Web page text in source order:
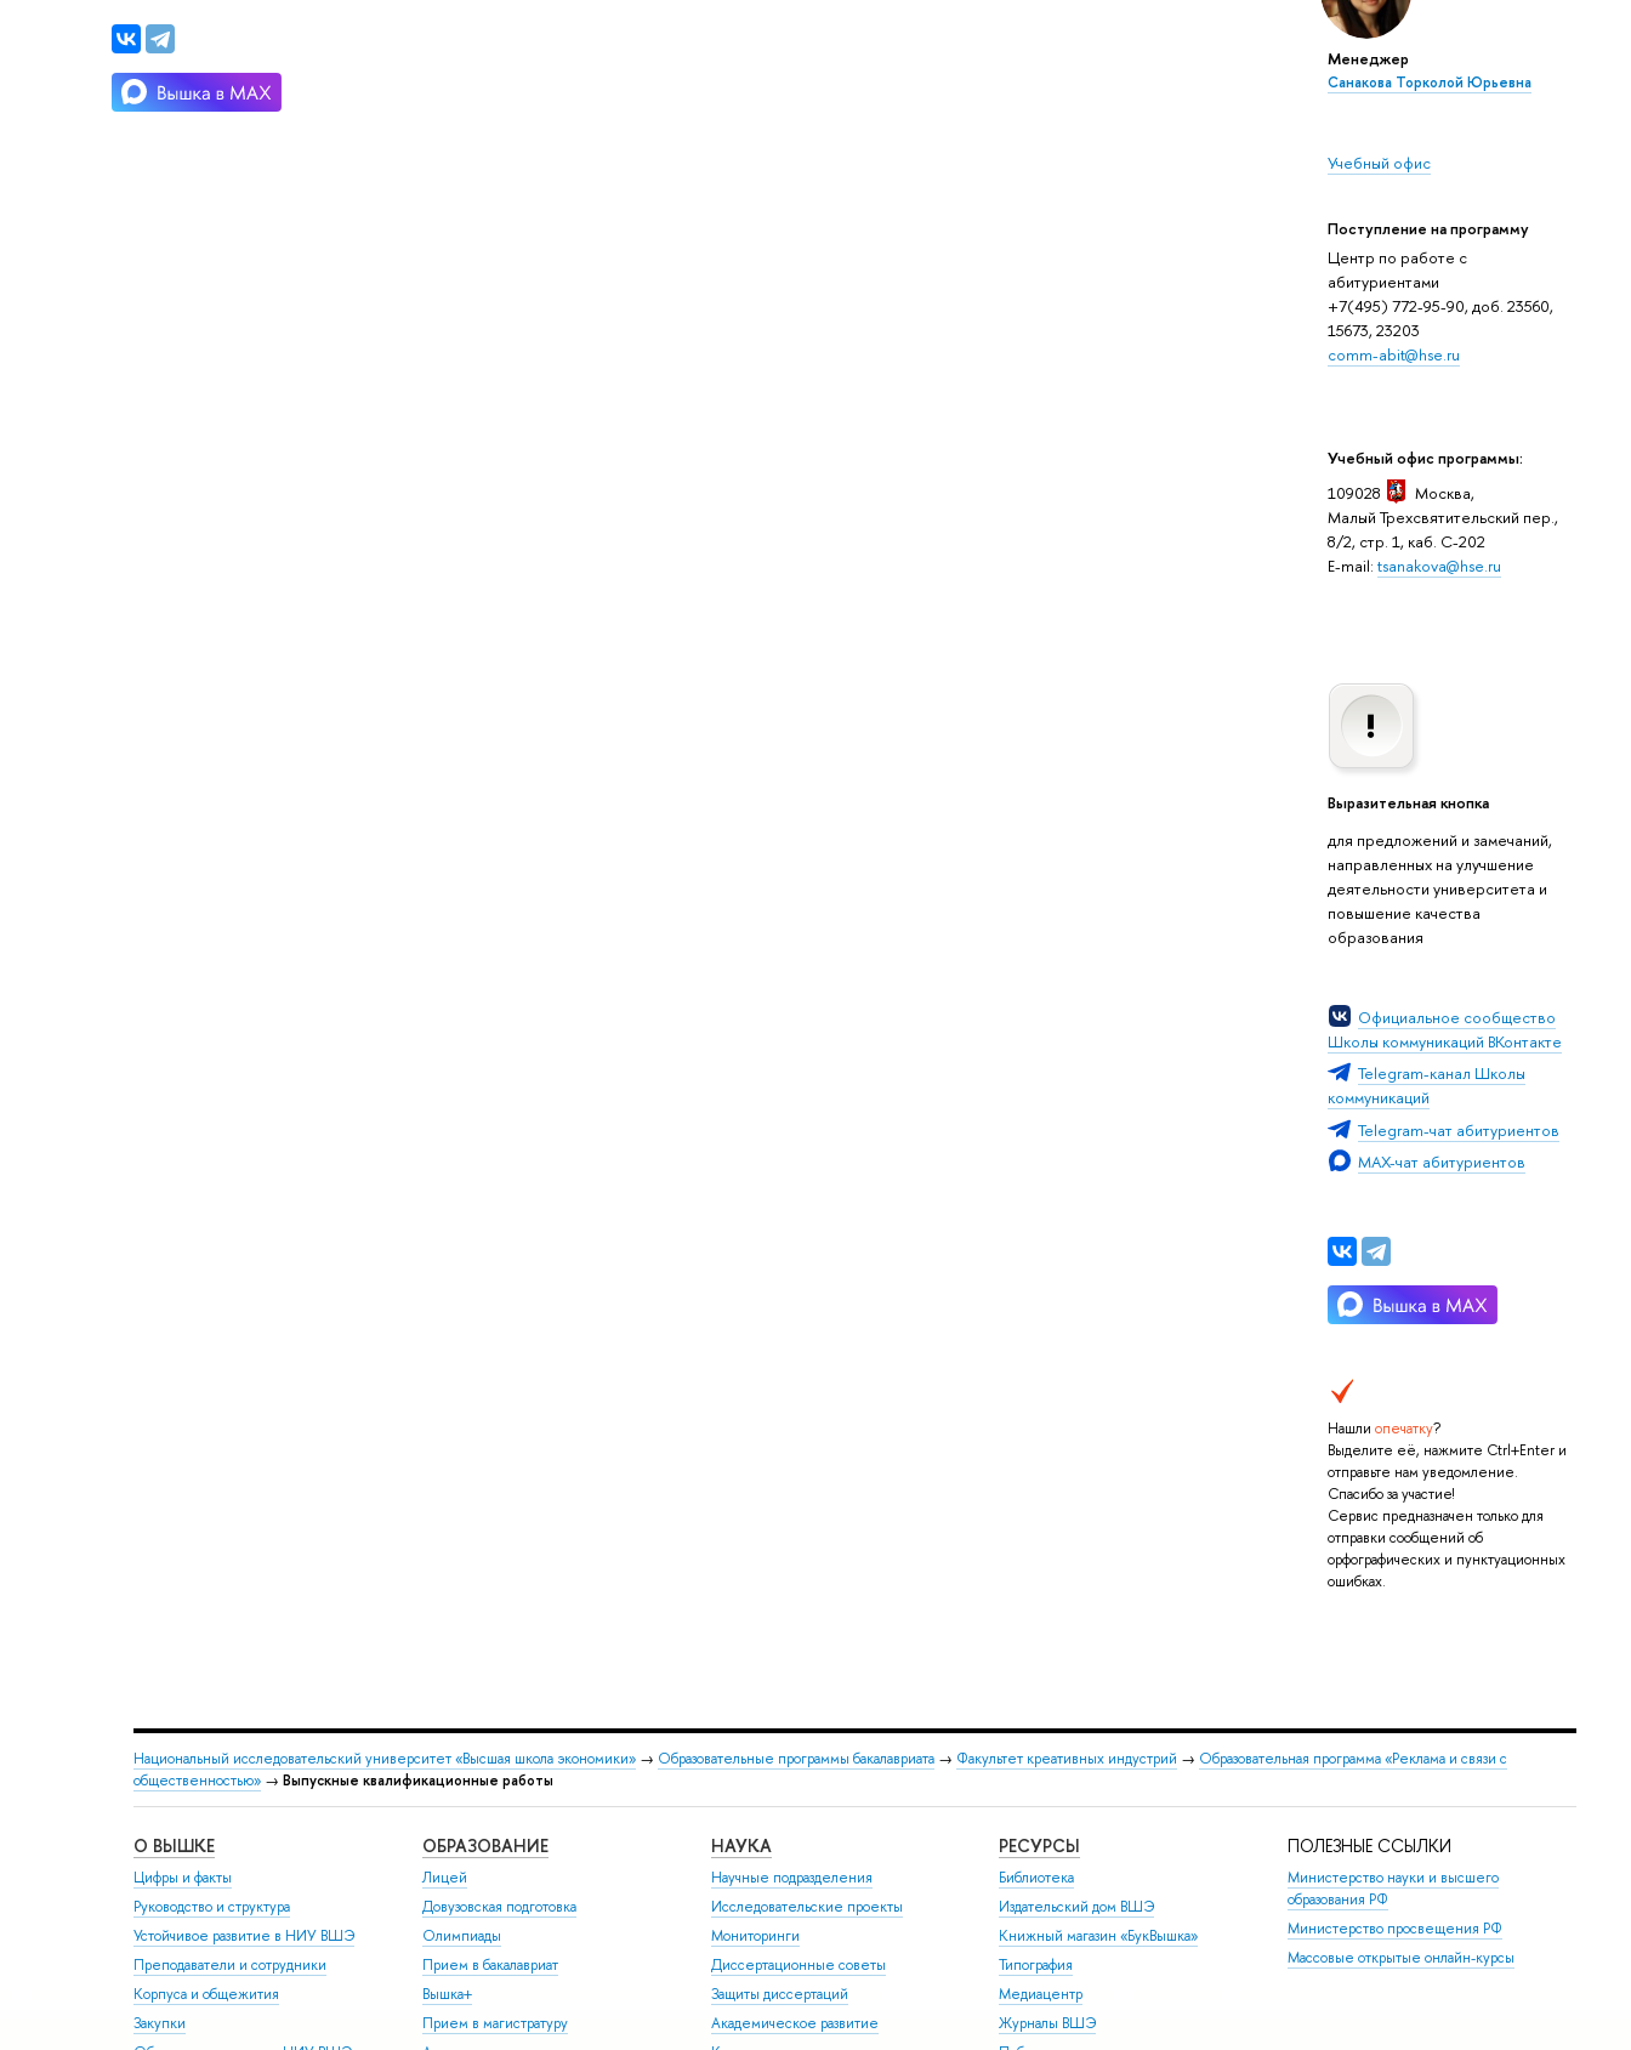
Менеджер
Санакова Торколой Юрьевна
Учебный офис
Поступление на программу
Центр по работе с
абитуриентами
+7(495) 772-95-90, доб. 23560,
15673, 23203
comm-abit@hse.ru
Учебный офис программы:
109028
Москва,
Малый Трехсвятительский пер.,
8/2, стр. 1, каб. C-202
E-mail: tsanakova@hse.ru
Выразительная кнопка
для предложений и замечаний,
направленных на улучшение
деятельности университета и
повышение качества
образования
Официальное сообщество
Школы коммуникаций ВКонтакте
Telegram-канал Школы
коммуникаций
Telegram-чат абитуриентов
MAX-чат абитуриентов
Нашли опечатку?
Выделите её, нажмите Ctrl+Enter и
отправьте нам уведомление.
Спасибо за участие!
Сервис предназначен только для
отправки сообщений об
орфографических и пунктуационных
ошибках.
Национальный исследовательский университет «Высшая школа экономики» → Образовательные программы бакалавриата → Факультет креативных индустрий → Образовательная программа «Реклама и связи с
общественностью» → Выпускные квалификационные работы
О ВЫШКЕ
Цифры и факты
Руководство и структура
Устойчивое развитие в НИУ ВШЭ
Преподаватели и сотрудники
Корпуса и общежития
Закупки
ОБРАЗОВАНИЕ
Лицей
Довузовская подготовка
Олимпиады
Прием в бакалавриат
Вышка+
Прием в магистратуру
НАУКА
Научные подразделения
Исследовательские проекты
Мониторинги
Диссертационные советы
Защиты диссертаций
Академическое развитие
РЕСУРСЫ
Библиотека
Издательский дом ВШЭ
Книжный магазин «БукВышка»
Типография
Медиацентр
Журналы ВШЭ
ПОЛЕЗНЫЕ ССЫЛКИ
Министерство науки и высшего
образования РФ
Министерство просвещения РФ
Массовые открытые онлайн-курсы